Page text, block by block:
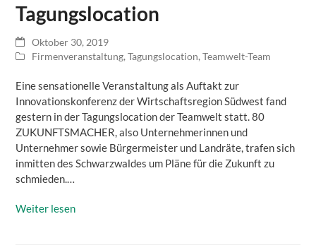
Tagungslocation
Oktober 30, 2019
Firmenveranstaltung,Tagungslocation,Teamwelt-Team
Eine sensationelle Veranstaltung als Auftakt zur
Innovationskonferenz der Wirtschaftsregion Südwest fand
gestern in der Tagungslocation der Teamwelt statt. 80
ZUKUNFTSMACHER, also Unternehmerinnen und
Unternehmer sowie Bürgermeister und Landräte, trafen sich
inmitten des Schwarzwaldes um Pläne für die Zukunft zu
schmieden.…
Weiter lesen